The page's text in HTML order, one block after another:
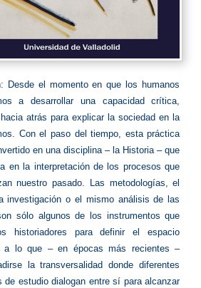
Desde el momento en que los humanos
a desarrollar una capacidad crítica,
atrás para explicar la sociedad en la
Con el paso del tiempo, esta práctica
en una disciplina – la Historia – que
en la interpretación de los procesos que
nuestro pasado. Las metodologías, el
investigación o el mismo análisis de las
sólo algunos de los instrumentos que
historiadores para definir el espacio
a lo que – en épocas más recientes –
la transversalidad donde diferentes
de estudio dialogan entre sí para alcanzar